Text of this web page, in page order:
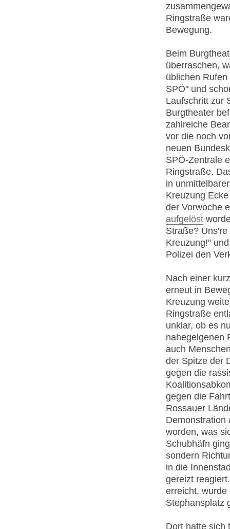
Ringstraße
Bewegung.
Beim
überraschen,
üblichen
SPÖ" und
Laufschritt zur
Burgtheater
zahlreiche
vor die noch
neuen
SPÖ-Zentrale
Ringstraße.
in
Kreuzung
der Vorwoche
aufgelöst
Straße?
Kreuzung!"
Polizei den
Nach einer
erneut in
Kreuzung
Ringstraße
unklar, ob es
nahegelgenen
auch
der Spitze der
gegen die
gegen die
Rossauer
Demonstration
worden, was
Schubhäfn
sondern
in die
gereizt
erreicht, wurde
Stephansplatz
Dort hatte sich